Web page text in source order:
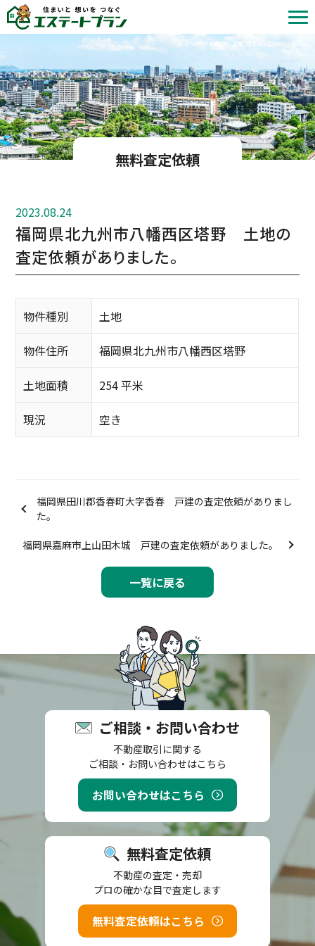
北九州の不動産売却・査定 | 株式会社エステートプラン
無料査定依頼
2023.08.24
福岡県北九州市八幡西区塔野 土地の
査定依頼がありました。
物件種別 土地
物件住所 福岡県北九州市八幡西区塔野
土地面積 254 平米
現況 空き
福岡県田川郡香春町大字香春 戸建の査定依頼がありまし
た。
一覧に戻る
福岡県嘉麻市上山田木城 戸建の査定依頼がありました。
ご相談・お問い合わせ
不動産取引に関する
ご相談・お問い合わせはこちら
お問い合わせはこちら
無料査定依頼
不動産の査定・売却
プロの確かな目で査定します
無料査定依頼はこちら